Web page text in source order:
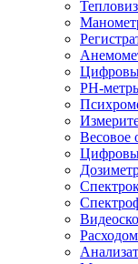
PH-
Весовое